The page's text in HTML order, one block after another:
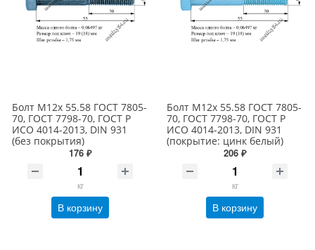
Болт М12х 55.58 ГОСТ 7805-
70, ГОСТ 7798-70, ГОСТ Р
ИСО 4014-2013, DIN 931
(без покрытия)
176 ₽
кг
В корзину
Болт М12х 55.58 ГОСТ 7805-
70, ГОСТ 7798-70, ГОСТ Р
ИСО 4014-2013, DIN 931
(покрытие: цинк белый)
206 ₽
кг
В корзину